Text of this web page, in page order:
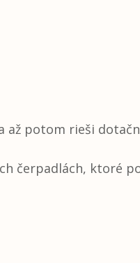
až potom rieši
čerpadlách, ktoré